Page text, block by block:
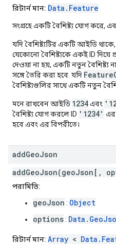
রিটার্ন মান: Data.Feature
সংগ্রহে একটি বৈশিষ্ট্য যোগ করে,
যদি বৈশিষ্ট্যটির একটি আইডি থাকে,
যেকোনো বৈশিষ্ট্যকে একই ID দিয়ে
দেওয়া না হয়, একটি নতুন বৈশিষ্ট্য
সঙ্গে তৈরি করা হবে. যদি
বৈশিষ্ট্যগুলির সাথে একটি নতুন
মনে রাখবেন আইডি 1234এবং
বৈশিষ্ট্য যোগ করলে ID '1234' এর
হবে এবং এর বিপরীতে।
addGeoJson
addGeoJson(geoJson[,
পরামিতি:
geoJson : Object
options:
রিটার্ন মান: Array <